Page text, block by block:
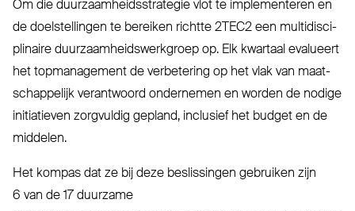
Om die duur­zaam­heids­strategie vlot te imple­menteren en
de doel­stellingen te bereiken richtte 2TEC2 een mul­ti­dis­ci­
plinaire duur­zaam­heids­werkgroep op. Elk kwartaal evalueert
het top­ma­nagement de ver­betering op het vlak van maat­
schappelijk ver­antwoord ondernemen en worden de nodige
ini­ti­atieven zorgvuldig gepland, inclusief het budget en de
middelen.
Het kompas dat ze bij deze beslissingen gebruiken zijn
6 van de 17 duurzame